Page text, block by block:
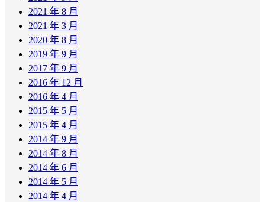
2021 年 8 月
2021 年 3 月
2020 年 8 月
2019 年 9 月
2017 年 9 月
2016 年 12 月
2016 年 4 月
2015 年 5 月
2015 年 4 月
2014 年 9 月
2014 年 8 月
2014 年 6 月
2014 年 5 月
2014 年 4 月